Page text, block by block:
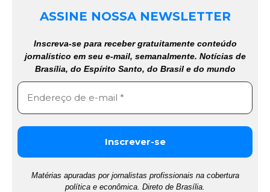
ASSINE NOSSA NEWSLETTER
Inscreva-se para receber gratuitamente conteúdo
jornalístico em seu e-mail, semanalmente. Notícias de
Brasília, do Espírito Santo, do Brasil e do mundo
Matérias apuradas por jornalistas profissionais na cobertura
política e econômica. Direto de Brasília.